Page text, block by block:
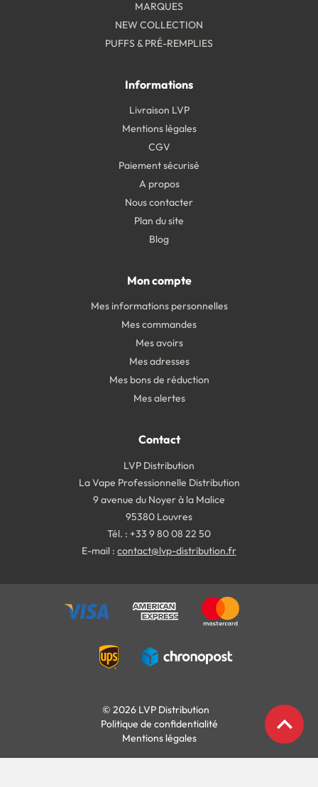
expand_less
MARQUES
NEW COLLECTION
PUFFS & PRÉ-REMPLIES
Informations
Livraison LVP
Mentions légales
CGV
Paiement sécurisé
A propos
Nous contacter
Plan du site
Blog
Mon compte
Mes informations personnelles
Mes commandes
Mes avoirs
Mes adresses
Mes bons de réduction
Mes alertes
Contact
LVP Distribution
La Vape Professionnelle Distribution
9 avenue du Noyer à la Malice
95380 Louvres
Tél. : +33 9 80 08 22 50
E-mail : contact@lvp-distribution.fr
© 2026 LVP Distribution
Politique de confidentialité
Mentions légales